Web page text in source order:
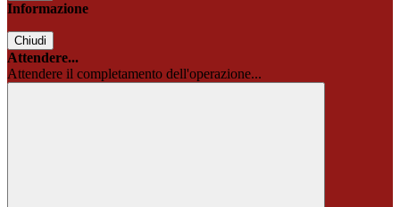
Informazione
Chiudi
Attendere...
Attendere il completamento dell'operazione...